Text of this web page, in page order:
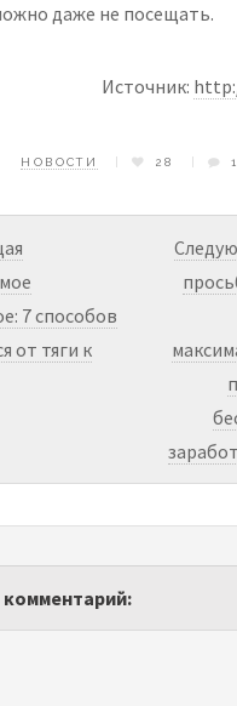
даже не посещать.
Источник:
НОВОСТИ 28
7 способов
от тяги к
комментарий: